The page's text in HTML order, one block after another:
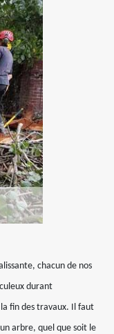
chacun de nos
durant
fin des travaux. Il faut
arbre, quel que soit le